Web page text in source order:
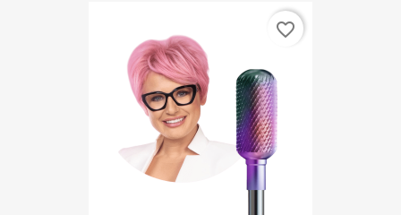
favorite_border